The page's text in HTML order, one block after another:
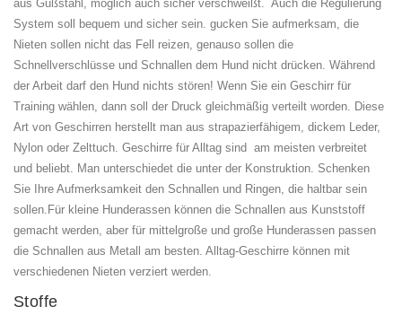
aus Gußstahl, möglich auch sicher verschweißt. Auch die Regulierung
System soll bequem und sicher sein. gucken Sie aufmerksam, die
Nieten sollen nicht das Fell reizen, genauso sollen die
Schnellverschlüsse und Schnallen dem Hund nicht drücken. Während
der Arbeit darf den Hund nichts stören! Wenn Sie ein Geschirr für
Training wählen, dann soll der Druck gleichmäßig verteilt worden.
Diese
Art von Geschirren herstellt man aus strapazierfähigem, dickem Leder,
Nylon oder Zelttuch. Geschirre für Alltag sind am meisten verbreitet
und beliebt. Man unterschiedet die unter der Konstruktion. Schenken
Sie Ihre Aufmerksamkeit den Schnallen und Ringen, die haltbar sein
sollen.Für kleine Hunderassen können die Schnallen aus Kunststoff
gemacht werden, aber für mittelgroße und große Hunderassen passen
die Schnallen aus Metall am besten. Alltag-Geschirre können mit
verschiedenen Nieten verziert werden.
Stoffe